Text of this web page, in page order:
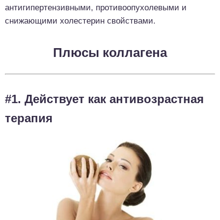
антигипертензивными, противоопухолевыми и
снижающими холестерин свойствами.
Плюсы коллагена
#1. Действует как антивозрастная
терапия